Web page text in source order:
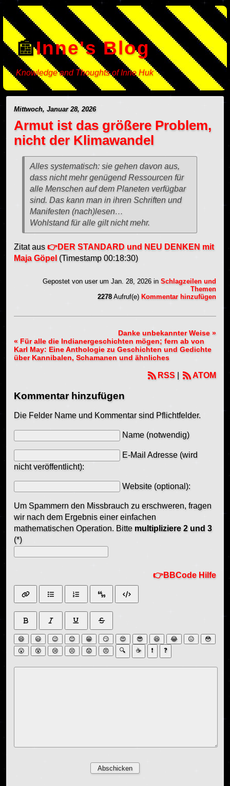
Inne's Blog
Knowledge and Thoughts of Inne Huk
Mittwoch, Januar 28, 2026
Armut ist das größere Problem,
nicht der Klimawandel
Alles systematisch: sie gehen davon aus,
dass nicht mehr genügend Ressourcen für
alle Menschen auf dem Planeten verfügbar
sind. Das kann man in ihren Schriften und
Manifesten (nach)lesen…
Wohlstand für alle gilt nicht mehr.
Zitat aus
DER STANDARD und NEU DENKEN mit
Maja Göpel (Timestamp 00:18:30)
Gepostet vonuserum Jan. 28, 2026inSchlagzeilen und
Themen
2278 Aufruf(e)Kommentar hinzufügen
Danke unbekannter Weise »
« Für alle die Indianergeschichten mögen; fern ab von
Karl May: Eine Anthologie zu Geschichten und Gedichte
über Kannibalen, Schamanen und ähnliches
RSS ATOM
Kommentar hinzufügen
Die Felder Name und Kommentar sind Pflichtfelder.
Name (notwendig)
E-Mail Adresse (wird
nicht veröffentlicht):
Website (optional):
Um Spammern den Missbrauch zu erschweren, fragen
wir nach dem Ergebnis einer einfachen
mathematischen Operation. Bitte multipliziere 2 und 3
(*)
BBCode Hilfe
😄 😃 😉 😊 😁 😏 😍 😎 😆 😂 😐
😳
😮
😵 😢 😣 😟 😠 🔍 ☕ ❗ ❓